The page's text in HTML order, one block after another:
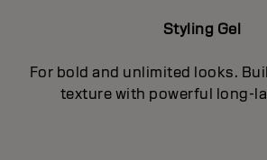
Styling Gel
For bold and unlimited looks.
texture with powerful long-